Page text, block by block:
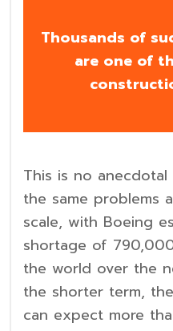
Thousands of
are one of
This is no
the same problems
scale, with Boeing
shortage of
the world over the
the shorter term,
can expect more